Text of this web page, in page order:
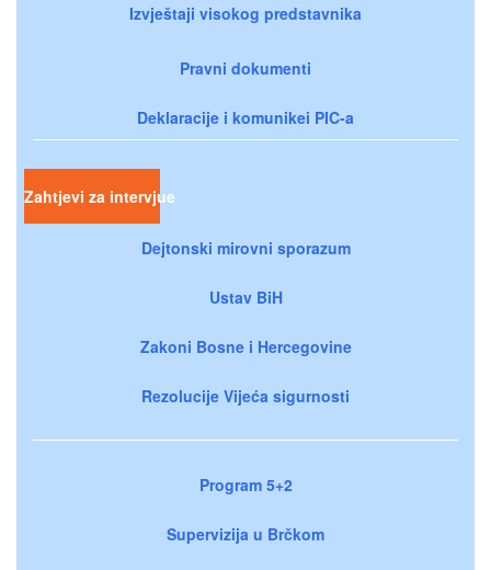
Izvještaji visokog predstavnika
Pravni dokumenti
Deklaracije i komunikei PIC-a
Zahtjevi za intervjue
Dejtonski mirovni sporazum
Ustav BiH
Zakoni Bosne i Hercegovine
Rezolucije Vijeća sigurnosti
Program 5+2
Supervizija u Brčkom